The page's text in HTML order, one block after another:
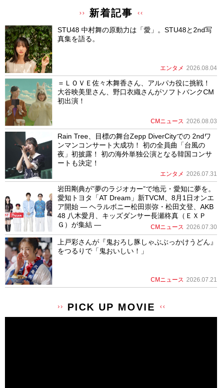
新着記事
STU48 中村舞の原動力は「愛」。STU48と2nd写
真集を語る。
エンタメ 2026.08.04
＝ＬＯＶＥ佐々木舞香さん、アルパカ役に挑戦！
大谷映美里さん、野口衣織さんがソフトバンクCM
初出演！
CMニュース 2026.08.03
Rain Tree、目標の舞台Zepp DiverCityでの 2ndワ
ンマンコンサート大成功！ 初の全員曲「台風の
夜」初披露！ 初の海外単独公演となる韓国コンサ
ートも決定！
エンタメ 2026.07.31
岩田剛典が”夢のラジオカー”で地元・愛知に夢を。
愛知トヨタ「AT Dream」新TVCM、8月1日オンエ
ア開始 ― ヘラルボニー松田崇弥・松田文登、AKB
48 八木愛月、キッズダンサー長瀬柊真（ＥＸＰ
Ｇ）が集結 ―
CMニュース 2026.07.30
上戸彩さんが『鬼おろし豚しゃぶぶっかけうどん』
をつるりで「鬼おいしい！」
CMニュース 2026.07.21
PICK UP MOVIE